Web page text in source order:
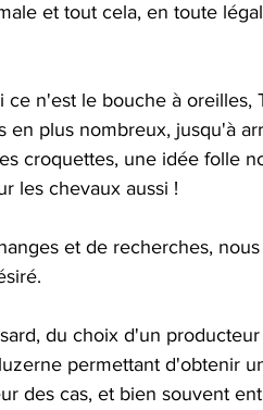
et tout cela, en toute
ce n'est le bouche à oreilles,
en plus nombreux, jusqu'à
croquettes, une idée folle
les chevaux aussi !
et de recherches,
du choix d'un
permettant d'obtenir
des cas, et bien souvent